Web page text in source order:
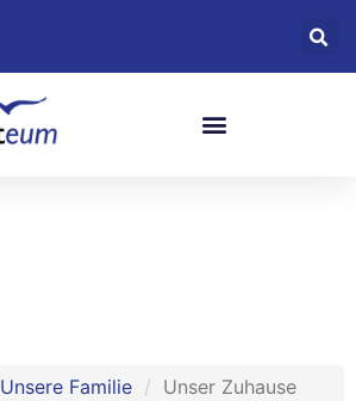
Unsere Familie
Unser Zuhause